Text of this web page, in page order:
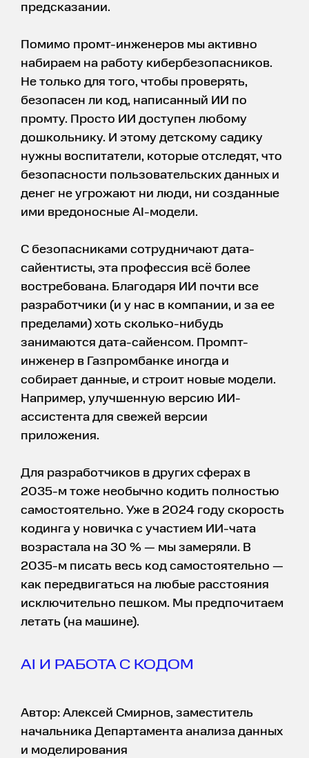
предсказании.
Помимо промт-инженеров мы активно
набираем на работу кибербезопасников.
Не только для того, чтобы проверять,
безопасен ли код, написанный ИИ по
промту. Просто ИИ доступен любому
дошкольнику. И этому детскому садику
нужны воспитатели, которые отследят, что
безопасности пользовательских данных и
денег не угрожают ни люди, ни созданные
ими вредоносные AI-модели.
С безопасниками сотрудничают дата-
сайентисты, эта профессия всё более
востребована. Благодаря ИИ почти все
разработчики (и у нас в компании, и за ее
пределами) хоть сколько-нибудь
занимаются дата-сайенсом. Промпт-
инженер в Газпромбанке иногда и
собирает данные, и строит новые модели.
Например, улучшенную версию ИИ-
ассистента для свежей версии
приложения.
Для разработчиков в других сферах в
2035-м тоже необычно кодить полностью
самостоятельно. Уже в 2024 году скорость
кодинга у новичка с участием ИИ-чата
возрастала на 30 % — мы замеряли. В
2035-м писать весь код самостоятельно —
как передвигаться на любые расстояния
исключительно пешком. Мы предпочитаем
летать (на машине).
AI И РАБОТА С КОДОМ
Автор: Алексей Смирнов, заместитель
начальника Департамента анализа данных
и моделирования